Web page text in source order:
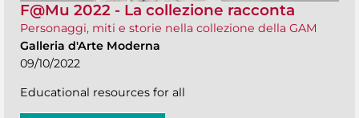
F@Mu 2022 - La collezione racconta
Personaggi, miti e storie nella collezione della GAM
Galleria d'Arte Moderna
09/10/2022
Educational resources for all